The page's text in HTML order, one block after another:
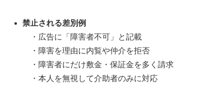
禁止される差別例
・広告に「障害者不可」と記載
・障害を理由に内覧や仲介を拒否
・障害者にだけ敷金・保証金を多く請求
・本人を無視して介助者のみに対応